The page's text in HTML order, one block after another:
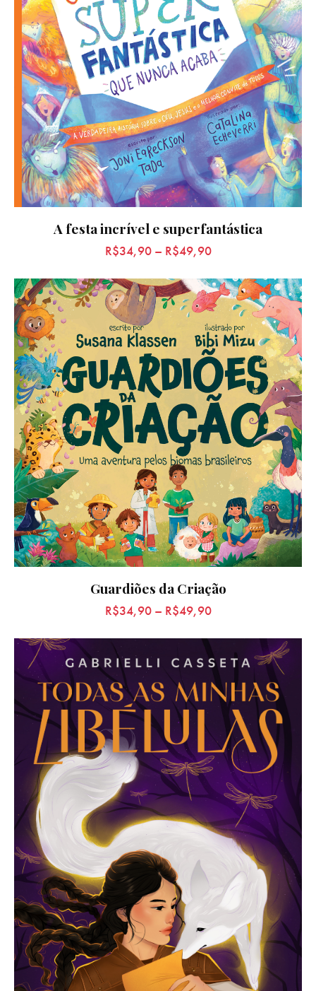
A festa incrível e superfantástica
R$34,90– R$49,90
Guardiões da Criação
R$34,90– R$49,90